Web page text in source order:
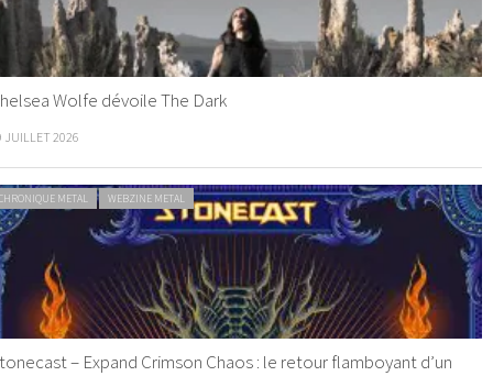
Wolfe dévoile The Dark
JUILLET 2026
METAL WEBZINE METAL
– Expand Crimson Chaos : le retour flamboyant d’un